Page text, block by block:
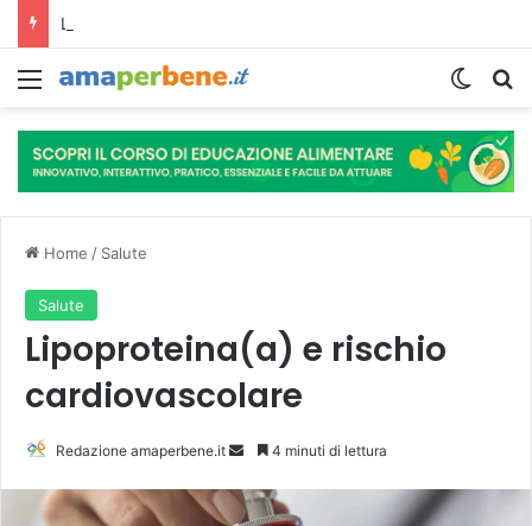
Menu
Home / Salute
Salute
Lipoproteina(a) e rischio
cardiovascolare
Redazione amaperbene.it
v
4 minuti di lettura